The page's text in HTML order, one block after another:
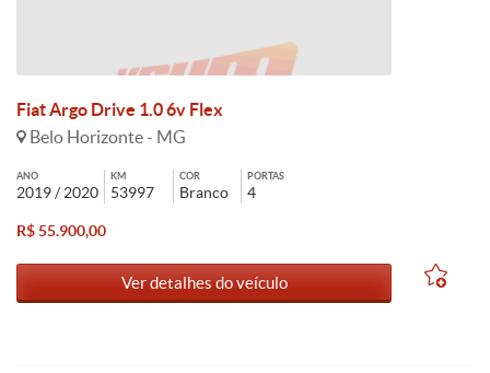
Fiat Argo Drive 1.0 6v Flex
Belo Horizonte - MG
ANO
2019 / 2020
KM
53997
COR
Branco
PORTAS
4
R$ 55.900,00
Ver detalhes do veículo